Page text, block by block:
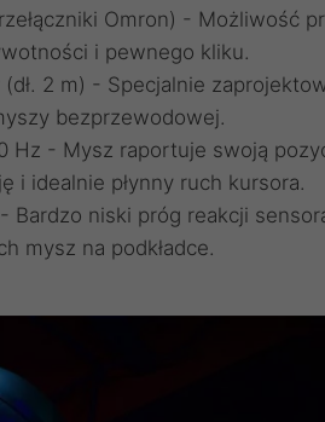
Omron) - Możliwość
i pewnego kliku.
2 m) - Specjalnie
bezprzewodowej.
Hz - Mysz raportuje swoją
i idealnie płynny ruch kursora.
Bardzo niski próg reakcji
mysz na podkładce.